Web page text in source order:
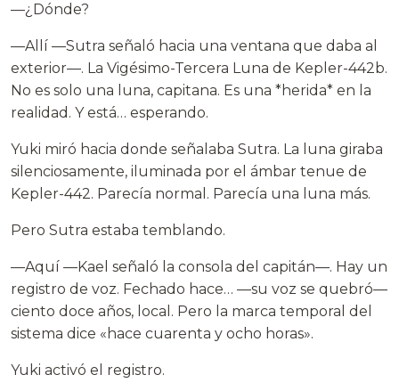
—¿Dónde?
—Allí —Sutra señaló hacia una ventana que daba al
exterior—. La Vigésimo-Tercera Luna de Kepler-442b.
No es solo una luna, capitana. Es una *herida* en la
realidad. Y está… esperando.
Yuki miró hacia donde señalaba Sutra. La luna giraba
silenciosamente, iluminada por el ámbar tenue de
Kepler-442. Parecía normal. Parecía una luna más.
Pero Sutra estaba temblando.
—Aquí —Kael señaló la consola del capitán—. Hay un
registro de voz. Fechado hace… —su voz se quebró—
ciento doce años, local. Pero la marca temporal del
sistema dice «hace cuarenta y ocho horas».
Yuki activó el registro.